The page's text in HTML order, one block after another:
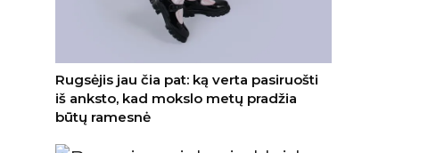
Rugsėjis jau čia pat: ką verta pasiruošti
iš anksto, kad mokslo metų pradžia
būtų ramesnė